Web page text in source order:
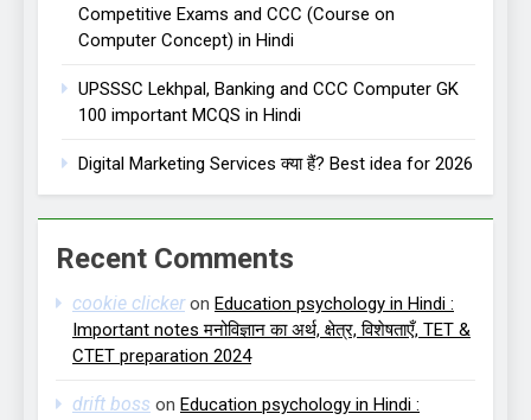
Competitive Exams and CCC (Course on
Computer Concept) in Hindi
UPSSSC Lekhpal, Banking and CCC Computer GK
100 important MCQS in Hindi
Digital Marketing Services क्या हैं? Best idea for 2026
Recent Comments
cookie clickeron Education psychology in Hindi :
Important notes मनोविज्ञान का अर्थ, क्षेत्र, विशेषताएँ, TET &
CTET preparation 2024
drift boss on Education psychology in Hindi :